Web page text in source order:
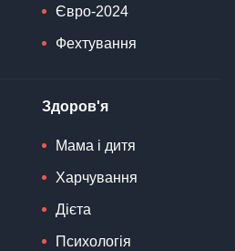
Євро-2024
Фехтування
Здоров'я
Мама і дитя
Харчування
Дієта
Психологія